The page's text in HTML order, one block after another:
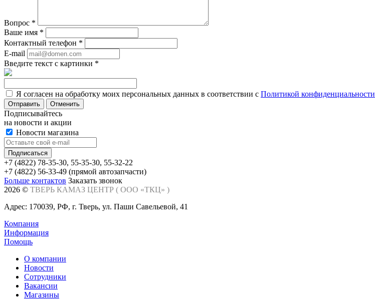
Вопрос *
Ваше имя *
Контактный телефон *
E-mail
Введите текст с картинки *
Я согласен на обработку моих персональных данных в соответствии с Политикой конфиденциальности
Отменить
Подписывайтесь
на новости и акции
Новости магазина
+7 (4822) 78-35-30, 55-35-30, 55-32-22
+7 (4822) 56-33-49 (прямой автозапчасти)
Больше контактов Заказать звонок
2026 © ТВЕРЬ КАМАЗ ЦЕНТР ( ООО «ТКЦ» )
Адрес: 170039, РФ, г. Тверь, ул. Паши Савельевой, 41
Компания
Информация
Помощь
О компании
Новости
Сотрудники
Вакансии
Магазины